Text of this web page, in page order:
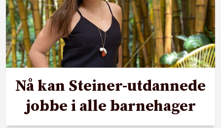
Nå kan Steiner-utdannede
jobbe i alle barnehager